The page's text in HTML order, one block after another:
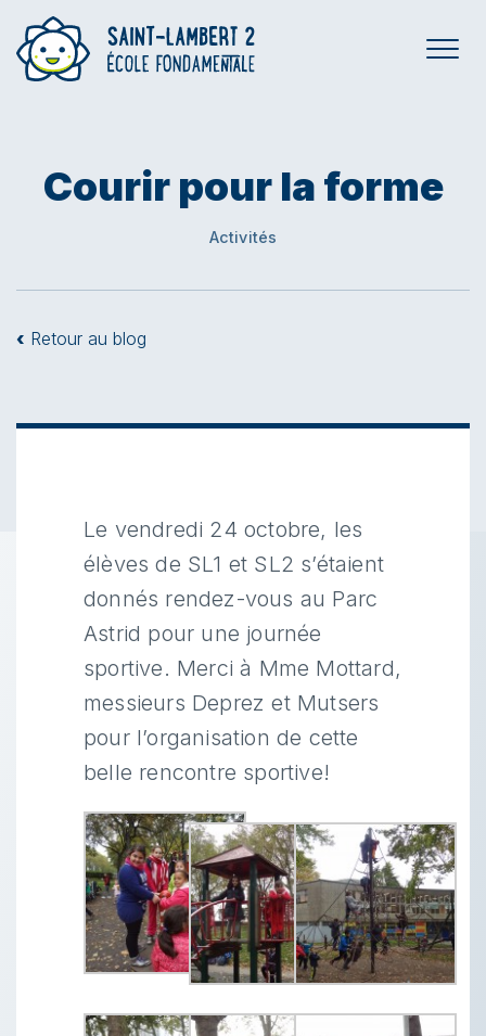
Courir pour la forme
Activités
‹ Retour au blog
Le vendredi 24 octobre, les
élèves de SL1 et SL2 s’étaient
donnés rendez-vous au Parc
Astrid pour une journée
sportive. Merci à Mme Mottard,
messieurs Deprez et Mutsers
pour l’organisation de cette
belle rencontre sportive!